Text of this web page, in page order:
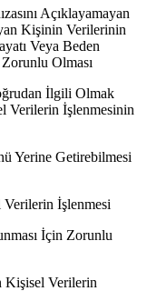
Açıklayamayan
Kişinin Verilerinin
Veya Beden
Olması
İlgili Olmak
Verilerin İşlenmesinin
Yerine Getirebilmesi
İşlenmesi
İçin Zorunlu
Kişisel Verilerin